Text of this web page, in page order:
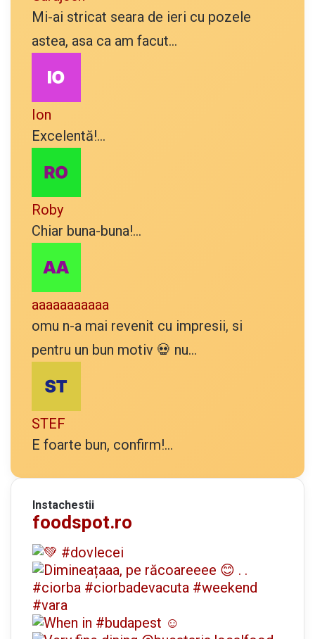
Mi-ai stricat seara de ieri cu pozele
astea, asa ca am facut...
Ion
Excelentă!...
Roby
Chiar buna-buna!...
aaaaaaaaaaa
omu n-a mai revenit cu impresii, si
pentru un bun motiv 💀 nu...
STEF
E foarte bun, confirm!...
Instachestii
foodspot.ro